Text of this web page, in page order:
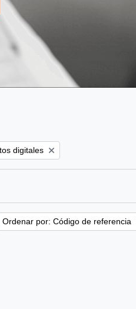
digitales
Ordenar por: Código de referencia